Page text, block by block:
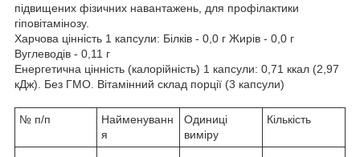
підвищених фізичних навантажень, для профілактики
гіповітамінозу.
Харчова цінність 1 капсули: Білків - 0,0 г Жирів - 0,0 г
Вуглеводів - 0,11 г
Енергетична цінність (калорійність) 1 капсули: 0,71 ккал (2,97
кДж). Без ГМО. Вітамінний склад порції (3 капсули)
№ п/п
Найменуванн
я
Одиниці
виміру
Кількість